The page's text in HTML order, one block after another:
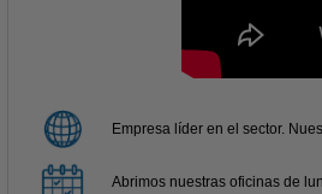
Empresa líder en el sector.
Abrimos nuestras oficinas de